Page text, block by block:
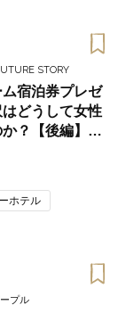
STORY
ム宿泊券プレゼ
どうして女性
？【後編】金
ホテル
プル